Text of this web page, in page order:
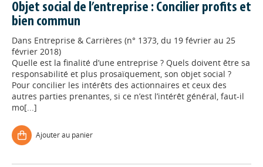
Objet social de l’entreprise : Concilier profits et
bien commun
Dans Entreprise & Carrières (n° 1373, du 19 février au 25
février 2018)
Quelle est la finalité d’une entreprise ? Quels doivent être sa
responsabilité et plus prosaïquement, son objet social ?
Pour concilier les intérêts des actionnaires et ceux des
autres parties prenantes, si ce n’est l’intérêt général, faut-il
mo[...]
Ajouter au panier